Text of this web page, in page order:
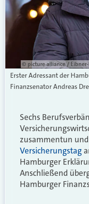
© picture alliance /
Erster Adressant der
Finanzsenator Andreas
Sechs
zusammentun
Versicherungstag
Hamburger
Anschließend
Hamburger